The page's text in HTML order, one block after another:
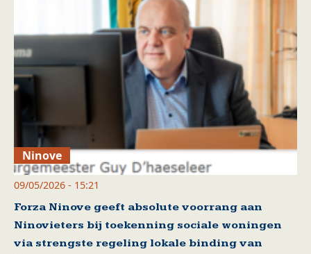
Ninove
09/05/2026 - 15:21
Forza Ninove geeft absolute voorrang aan
Ninovieters bij toekenning sociale woningen
via strengste regeling lokale binding van